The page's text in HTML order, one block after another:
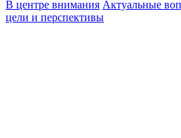
В центре внимания Актуальные
цели и перспективы